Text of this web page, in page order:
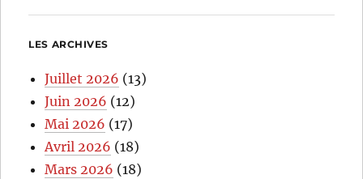
LES ARCHIVES
Juillet 2026 (13)
Juin 2026 (12)
Mai 2026 (17)
Avril 2026 (18)
Mars 2026 (18)